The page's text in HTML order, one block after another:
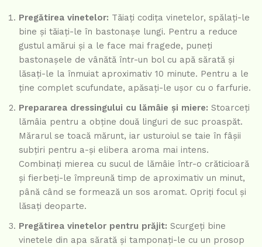
Pregătirea vinetelor: Tăiați codița vinetelor, spălați-le
bine și tăiați-le în bastonașe lungi. Pentru a reduce
gustul amărui și a le face mai fragede, puneți
bastonașele de vânătă într-un bol cu apă sărată și
lăsați-le la înmuiat aproximativ 10 minute. Pentru a le
ține complet scufundate, apăsați-le ușor cu o farfurie.
Prepararea dressingului cu lămâie și miere: Stoarceți
lămâia pentru a obține două linguri de suc proaspăt.
Mărarul se toacă mărunt, iar usturoiul se taie în fâșii
subțiri pentru a-și elibera aroma mai intens.
Combinați mierea cu sucul de lămâie într-o crăticioară
și fierbeți-le împreună timp de aproximativ un minut,
până când se formează un sos aromat. Opriți focul și
lăsați deoparte.
Pregătirea vinetelor pentru prăjit: Scurgeți bine
vinetele din apa sărată și tamponați-le cu un prosop